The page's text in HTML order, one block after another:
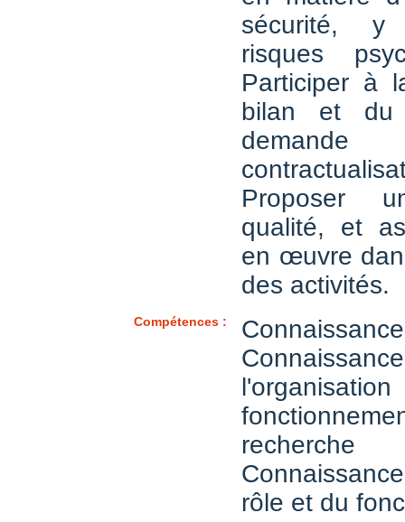
sécurité, y
risques
Participer à
bilan et
Proposer
qualité, et
en œuvre
des activités.
Compétences :
rôle et du